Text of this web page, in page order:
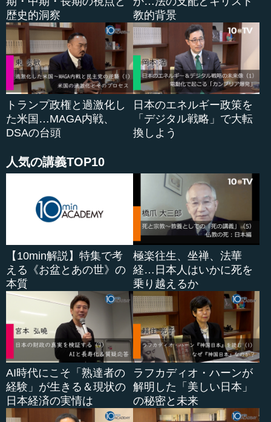
この間に李承晩ラインが敷かれ、竹島が韓国側に行っ
て、李承晩ラインを越えると漁船がずいぶん拿捕されたな
どというのが、私の子どもの頃の記憶です。それはある程
度整理されたのですが、交渉に１４年もかかって、ついに
１９６５年に国交正常化できたわけです。
●第１期は軍事政権時代～反共で手を結んだ日韓
と、国交正常化前を含めれば四つの時期になりますが、正
常化以降を三つの時期に分けるのが一番分かりやすいと思
っています。大きく分ければ二つです。
第１期は、条約ができて、民主化が達成されるまでの軍
事政権の時代です。朴正煕政権時代に条約ができますが、
当時の韓国では日韓国交に反対する世論が渦巻いて、もう
今の比ではないほどのものすごいデモが起こりました。ソ
ウルのメイ...
歴史的洞察
教的背景
トランプ政権と過激化し
た米国…MAGA内戦、
DSAの台頭
日本のエネルギー政策を
「デジタル戦略」で大転
換しよう
人気の講義TOP10
【10min解説】特集で考
える《お盆とあの世》の
本質
極楽往生、坐禅、法華
経…日本人はいかに死を
乗り越えるか
AI時代にこそ「熟達者の
経験」が生きる＆現状の
日本経済の実情は
ラフカディオ・ハーンが
解明した「美しい日本」
の秘密と未来